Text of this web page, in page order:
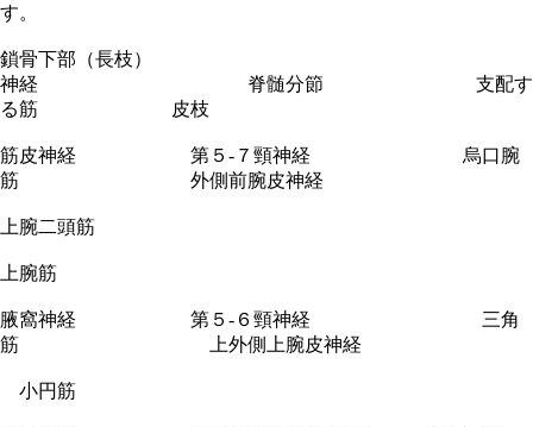
す。
鎖骨下部（長枝）
神経 脊髄分節 支配す
る筋 皮枝
筋皮神経 第５-７頸神経 烏口腕
筋 外側前腕皮神経
上腕二頭筋
上腕筋
腋窩神経 第５-６頸神経 三角
筋 上外側上腕皮神経
小円筋